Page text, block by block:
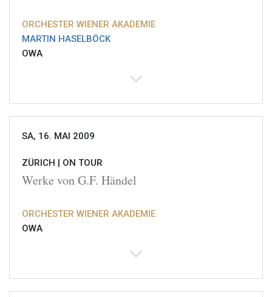
ORCHESTER WIENER AKADEMIE
MARTIN HASELBÖCK
OWA
SA, 16. MAI 2009
ZÜRICH | ON TOUR
Werke von G.F. Händel
ORCHESTER WIENER AKADEMIE
OWA